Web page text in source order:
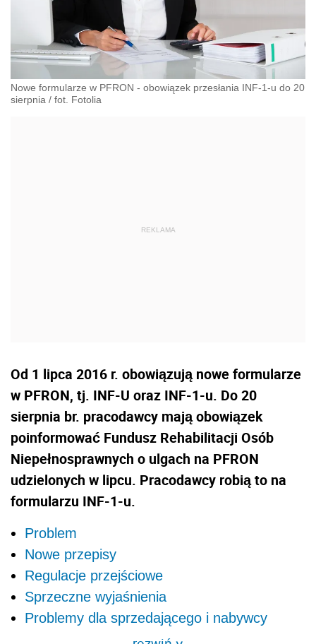
Nowe formularze w PFRON - obowiązek przesłania INF-1-u do 20
sierpnia / fot. Fotolia
Od 1 lipca 2016 r. obowiązują nowe formularze
w PFRON, tj. INF-U oraz INF-1-u. Do 20
sierpnia br. pracodawcy mają obowiązek
poinformować Fundusz Rehabilitacji Osób
Niepełnosprawnych o ulgach na PFRON
udzielonych w lipcu. Pracodawcy robią to na
formularzu INF-1-u.
Problem
Nowe przepisy
Regulacje przejściowe
Sprzeczne wyjaśnienia
Problemy dla sprzedającego i nabywcy